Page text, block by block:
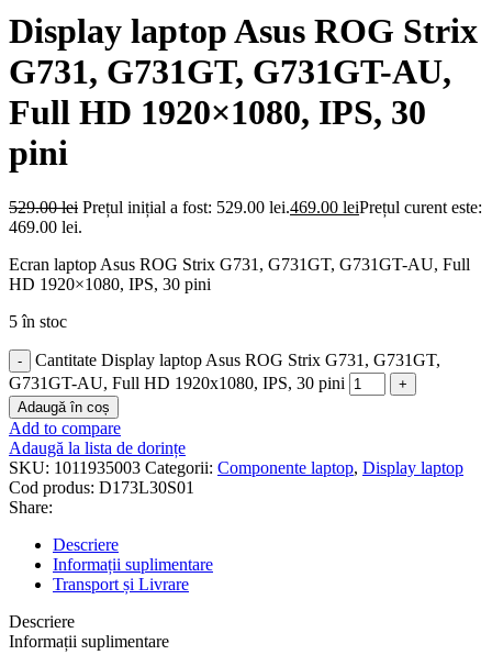
Display laptop Asus ROG Strix
G731, G731GT, G731GT-AU,
Full HD 1920×1080, IPS, 30
pini
529.00lei Prețul inițial a fost: 529.00 lei.469.00 leiPrețul curent este:
469.00 lei.
Ecran laptop Asus ROG Strix G731, G731GT, G731GT-AU, Full
HD 1920×1080, IPS, 30 pini
5 în stoc
Cantitate Display laptop Asus ROG Strix G731, G731GT,
G731GT-AU, Full HD 1920x1080, IPS, 30 pini
Adaugă în coș
Add to compare
Adaugă la lista de dorințe
SKU: 1011935003 Categorii: Componente laptop, Display laptop
Cod produs: D173L30S01
Share:
Descriere
Informații suplimentare
Transport și Livrare
Descriere
Informații suplimentare